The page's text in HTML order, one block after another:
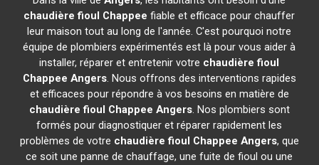
chaudière fioul Chappee fiable et efficace pour chauffer
leur maison tout au long de l'année. C'est pourquoi notre
équipe de plombiers expérimentés est là pour vous aider à
installer, réparer et entretenir votre chaudière fioul
Chappee Angers. Nous offrons des interventions rapides
et efficaces pour répondre à vos besoins en matière de
chaudière fioul Chappee Angers. Nos plombiers sont
formés pour diagnostiquer et réparer rapidement les
problèmes de votre chaudière fioul Chappee Angers, que
ce soit une panne de chauffage, une fuite de fioul ou une